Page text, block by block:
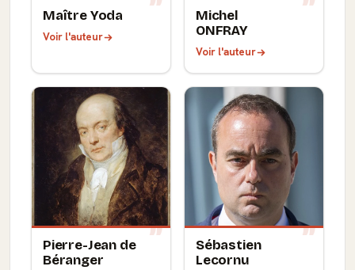
Maître Yoda
Voir l'auteur
Michel
ONFRAY
Voir l'auteur
Pierre-Jean de
Béranger
Sébastien
Lecornu